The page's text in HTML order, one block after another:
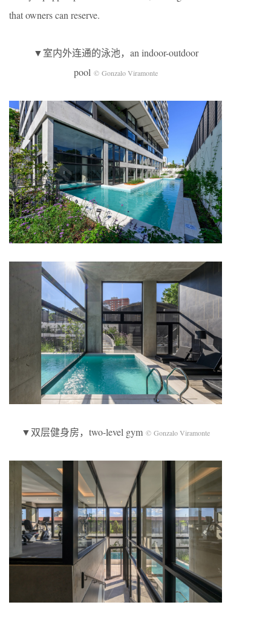
that owners can reserve.
▼室内外连通的泳池，an indoor-outdoor
pool © Gonzalo Viramonte
▼双层健身房，two-level gym © Gonzalo Viramonte